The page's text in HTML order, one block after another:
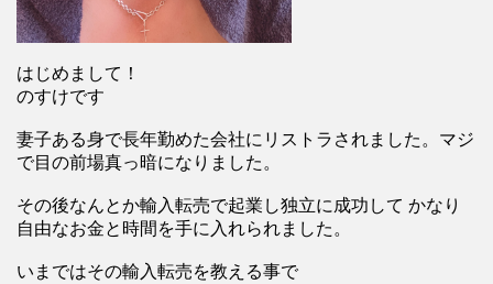
はじめまして！
のすけです
妻子ある身で長年勤めた会社にリストラされました。マジ
で目の前場真っ暗になりました。
その後なんとか輸入転売で起業し独立に成功して かなり
自由なお金と時間を手に入れられました。
いまではその輸入転売を教える事で